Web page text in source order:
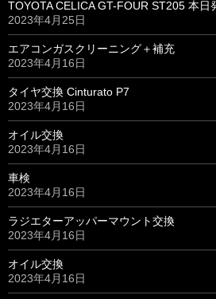
TOYOTA CELICA GT-FOUR ST205 本日
2023年4月25日
エアコンガスクリーニング＋補充
2023年4月16日
タイヤ交換 Cinturato P7
2023年4月16日
オイル交換
2023年4月16日
車検
2023年4月16日
ラジエターアッパーマウント交換
2023年4月16日
オイル交換
2023年4月16日